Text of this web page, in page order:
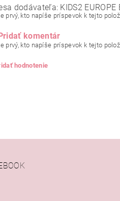
dodávateľa: KIDS2
prvý, kto napíše príspevok k tejto
komentár
prvý, kto napíše príspevok k tejto
hodnotenie